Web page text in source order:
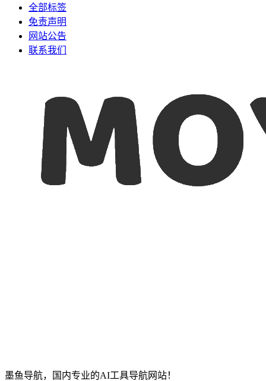
全部标签
免责声明
网站公告
联系我们
墨鱼导航，国内专业的AI工具导航网站！